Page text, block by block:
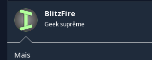
BlitzFire
Geek suprême
Mais